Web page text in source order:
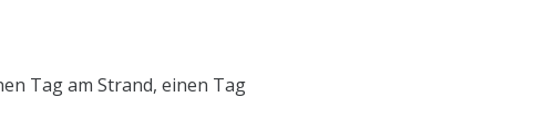
Tag am Strand, einen Tag